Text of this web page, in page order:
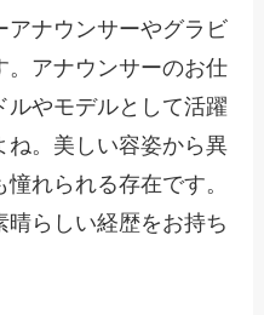
アナウンサーやグラビ
。アナウンサーのお仕
ルやモデルとして活躍
ね。美しい容姿から異
れられる存在です。
らしい経歴をお持ち